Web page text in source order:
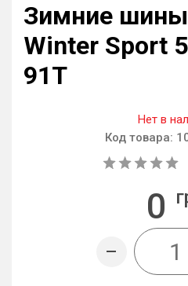
Зимние шины
Winter Sport
91T
Нет в
Код товара:
0